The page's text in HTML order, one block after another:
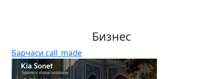
Бизнес
Барчаси call_made